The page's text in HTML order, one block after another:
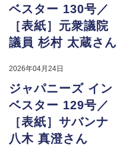
ベスター 130号／
［表紙］元衆議院
議員 杉村 太蔵さん
2026年04月24日
ジャパニーズ イン
ベスター 129号／
［表紙］サバンナ
八木 真澄さん